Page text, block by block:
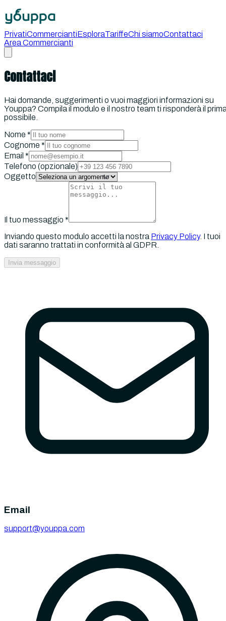
PrivatiCommerciantiEsploraTariffeChi siamoContattaci
Area Commercianti
Contattaci
Hai domande, suggerimenti o vuoi maggiori informazioni su
Youppa? Compila il modulo e il nostro team ti risponderà il
possibile.
Nome *
Cognome *
Email *
Telefono (opzionale)
Oggetto
Il tuo messaggio *
Inviando questo modulo accetti la nostra Privacy Policy. I tuoi
dati saranno trattati in conformità al GDPR.
Invia messaggio
Email
support@youppa.com